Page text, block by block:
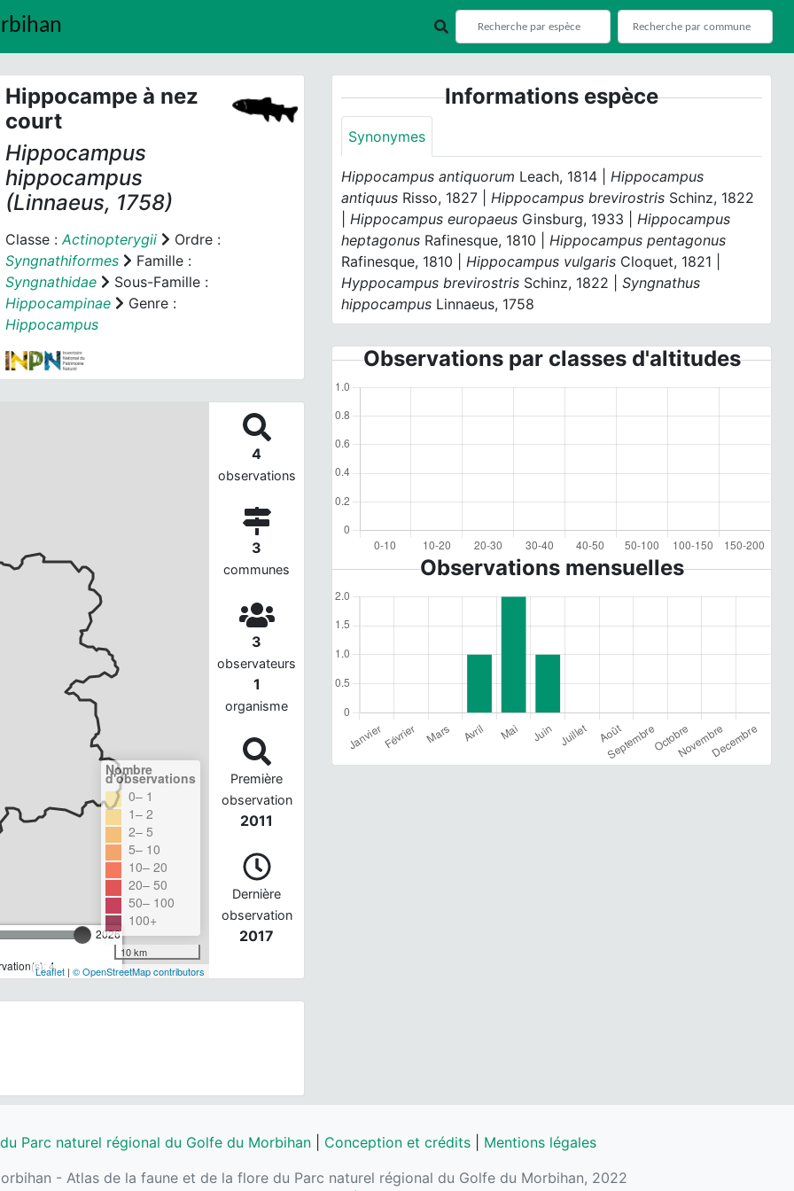
Hippocampe à nez
court
Hippocampus
hippocampus
(Linnaeus, 1758)
Classe :Actinopterygii
Ordre :
Syngnathiformes
Famille :
Syngnathidae
Sous-Famille :
Hippocampinae
Genre :
Hippocampus
2026
4
Nombre
d'observations
0– 1
1– 2
2– 5
5– 10
10– 20
20– 50
50– 100
100+
10 km
Leaflet| © OpenStreetMap contributors
4
observations
3
communes
3
observateurs
1
organisme
Première
observation
2011
Dernière
observation
2017
Informations espèce
Synonymes
Hippocampus antiquorum Leach, 1814 |Hippocampus
antiquus Risso, 1827 |Hippocampus brevirostris Schinz, 1822
|Hippocampus europaeus Ginsburg, 1933 |Hippocampus
heptagonus Rafinesque, 1810 |Hippocampus pentagonus
Rafinesque, 1810 |Hippocampus vulgaris Cloquet, 1821 |
Hyppocampus brevirostris Schinz, 1822 |Syngnathus
hippocampus Linnaeus, 1758
Observations par classes d'altitudes
Observations mensuelles
Parc naturel régional du Golfe du Morbihan| Conception et crédits| Mentions légales
- Atlas de la faune et de la flore du Parc naturel régional du Golfe du Morbihan, 2022